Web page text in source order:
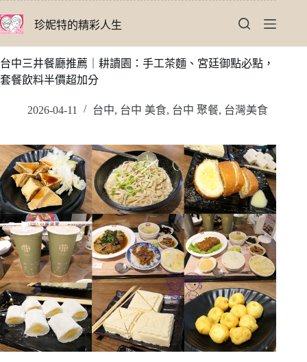
至
要
內
珍妮特的精彩人生
台中三井餐廳推薦｜耕讀園：手工茶麵、宮廷御點必點，
套餐飲料半價超加分
2026-04-11 台中, 台中 美食, 台中 聚餐, 台灣美食